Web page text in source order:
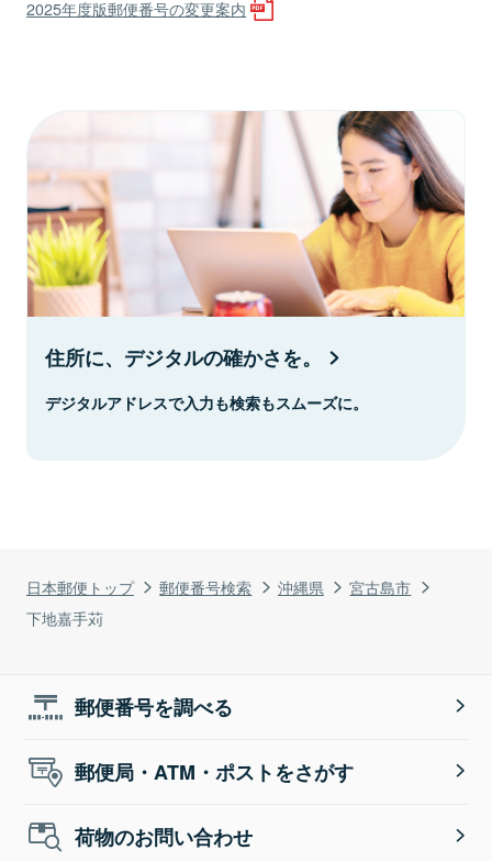
日本郵便トップ 郵便番号検索 沖縄県
宮古島市
下地嘉手苅
2025年度版郵便番号の変更案内
住所に、デジタルの確かさを。
デジタルアドレスで入力も検索もスムーズに。
郵便番号を調べる
郵便局・ATM・ポストをさがす
荷物のお問い合わせ